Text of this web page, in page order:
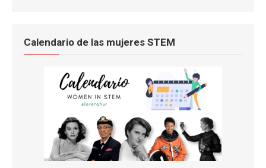
Calendario de las mujeres STEM